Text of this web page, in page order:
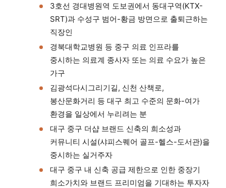
3호선 경대병원역 도보권에서 동대구역(KTX-
SRT)과 수성구 범어-황금 방면으로 출퇴근하는
직장인
경북대학교병원 등 중구 의료 인프라를
중시하는 의료계 종사자 또는 의료 수요가 높은
가구
김광석다시그리기길, 신천 산책로,
봉산문화거리 등 대구 최고 수준의 문화-여가
환경을 일상에서 누리려는 분
대구 중구 더샵 브랜드 신축의 희소성과
커뮤니티 시설(샤피스퀘어 골프-헬스-도서관)을
중시하는 실거주자
대구 중구 내 신축 공급 제한으로 인한 중장기
희소가치와 브랜드 프리미엄을 기대하는 투자자